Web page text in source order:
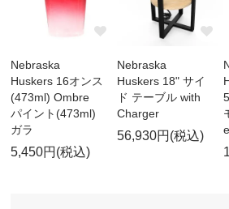
Nebraska
Huskers 16オンス
(473ml) Ombre
パイント(473ml)
ガラ
5,450円(税込)
Nebraska
Huskers 18" サイ
ド テーブル with
Charger
56,930円(税込)